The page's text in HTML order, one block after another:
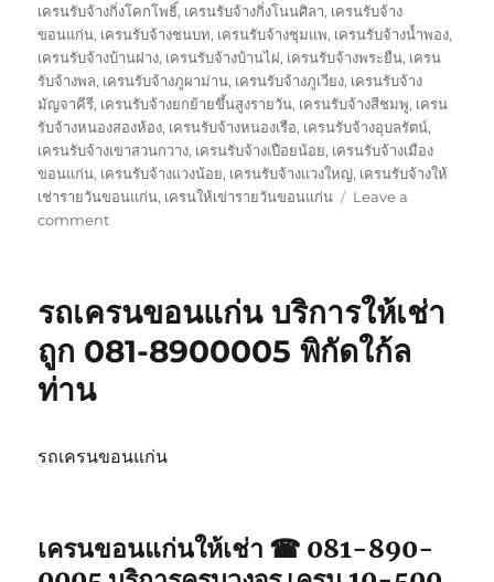
เครนรับจ้างกิ่งโคกโพธิ์, เครนรับจ้างกิ่งโนนศิลา, เครนรับจ้าง
ขอนแก่น, เครนรับจ้างชนบท, เครนรับจ้างชุมแพ, เครนรับจ้างน้ำพอง,
เครนรับจ้างบ้านฝาง, เครนรับจ้างบ้านไผ่, เครนรับจ้างพระยืน, เครน
รับจ้างพล, เครนรับจ้างภูผาม่าน, เครนรับจ้างภูเวียง, เครนรับจ้าง
มัญจาคีรี, เครนรับจ้างยกย้ายขึ้นสูงรายวัน, เครนรับจ้างสีชมพู, เครน
รับจ้างหนองสองห้อง, เครนรับจ้างหนองเรือ, เครนรับจ้างอุบลรัตน์,
เครนรับจ้างเขาสวนกวาง, เครนรับจ้างเปือยน้อย, เครนรับจ้างเมือง
ขอนแก่น, เครนรับจ้างแวงน้อย, เครนรับจ้างแวงใหญ่, เครนรับจ้างให้
เช่ารายวันขอนแก่น, เครนให้เข่ารายวันขอนแก่น
Leave a
commenton
เช่า
รถ
ฉัน
รถเครนขอนแก่น บริการให้เช่า
ถูก 081-8900005 พิกัดใก้ล
ท่าน
รถเครนขอนแก่น
เครนขอนแก่นให้เช่า ☎ 081-890-